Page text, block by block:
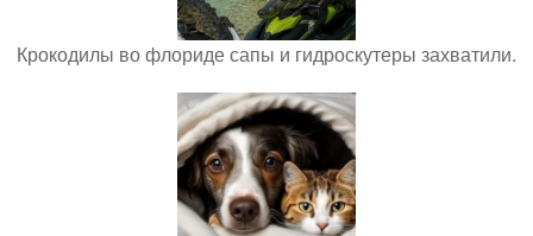
Крокодилы во флориде сапы и гидроскутеры захватили.